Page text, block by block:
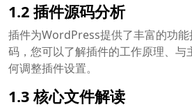
1.2 插件源码分析
插件为WordPress提供了丰富的功
码，您可以了解插件的工作原理、与
何调整插件设置。
1.3 核心文件解读